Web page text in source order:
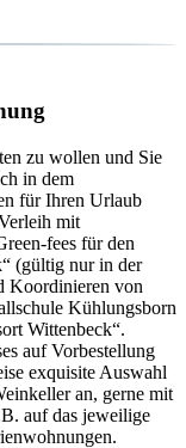
zu wollen und Sie
in dem
für Ihren Urlaub
mit
fees für den
(gültig nur in der
Koordinieren von
Kühlungsborn
Wittenbeck“.
auf Vorbestellung
exquisite Auswahl
an, gerne mit
auf das jeweilige